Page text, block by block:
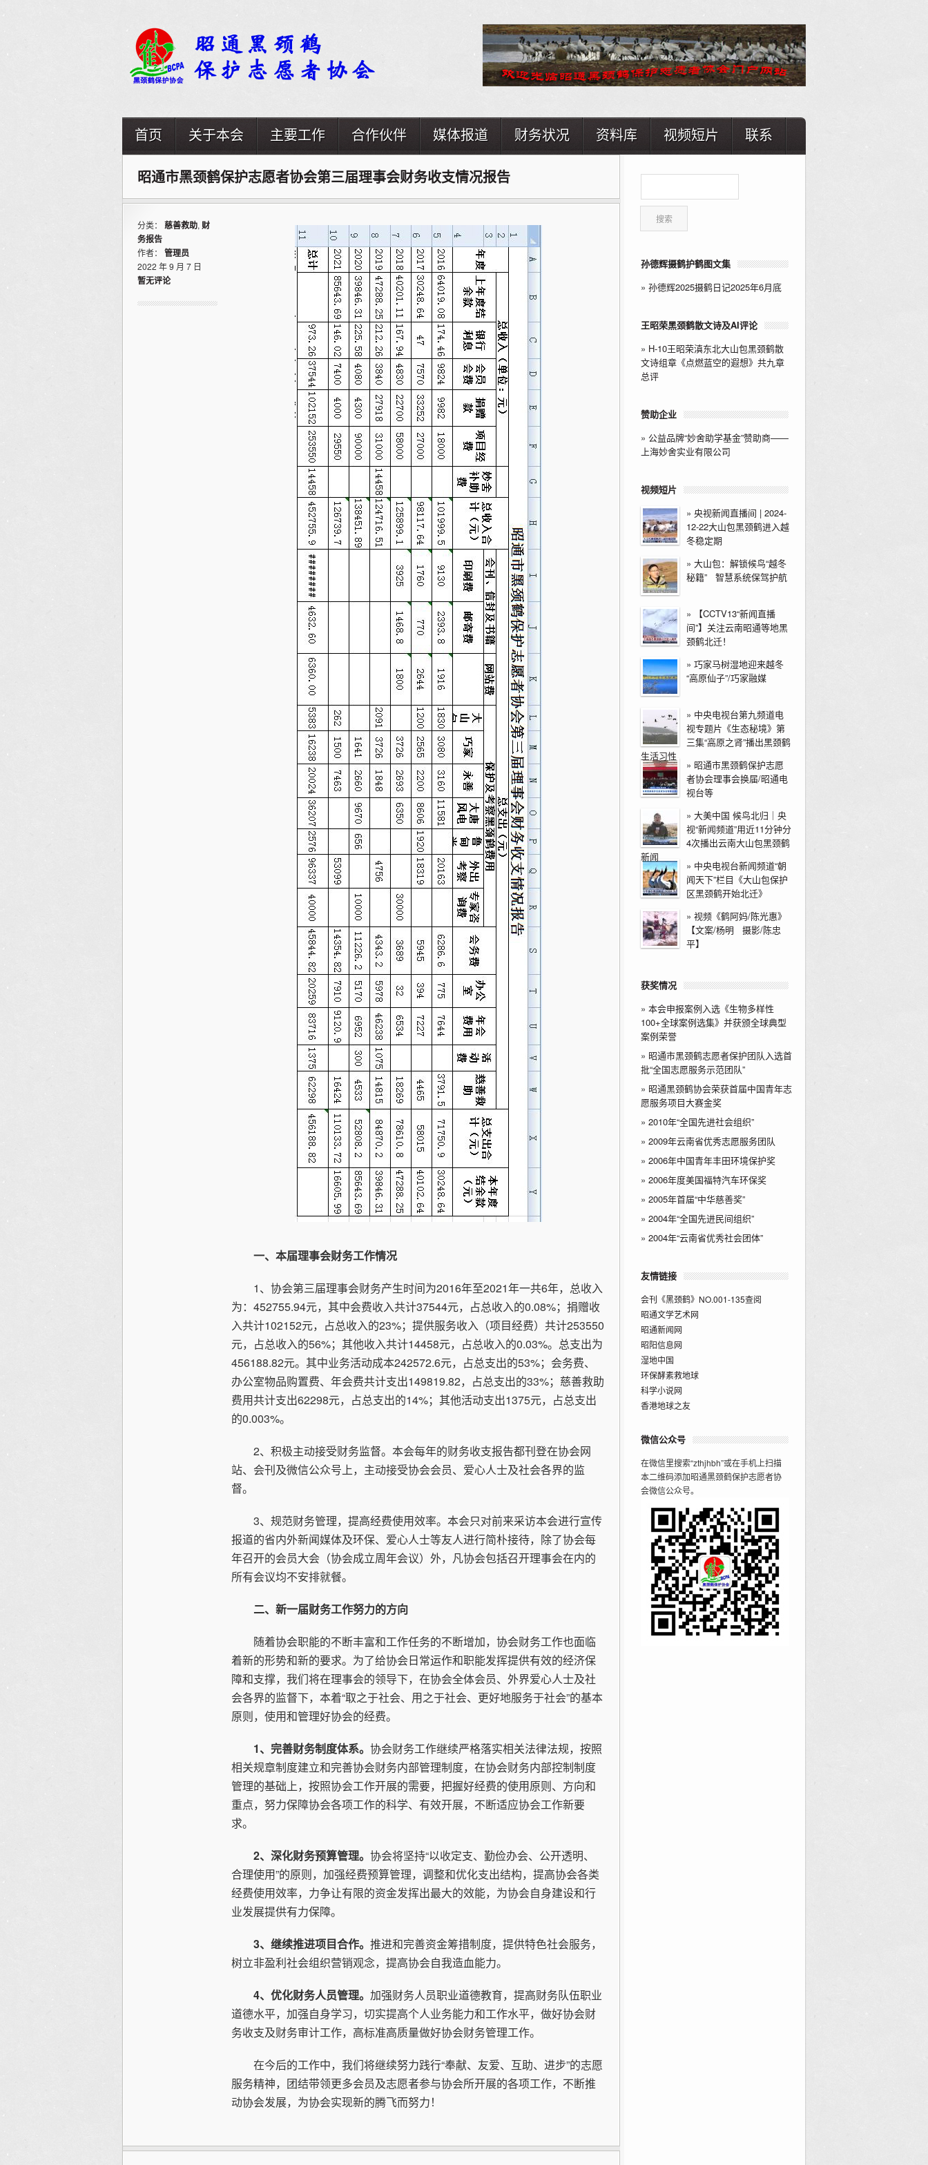
首页 关于本会 主要工作 合作伙伴 媒体报道 财务状况 资料库 视频短片 联系
昭通市黑颈鹤保护志愿者协会第三届理事会财务收支情况报告
分类： 慈善救助, 财
务报告
作者： 管理员
2022 年 9 月 7 日
暂无评论
一、本届理事会财务工作情况
1、协会第三届理事会财务产生时间为2016年至2021年一共6年，总收入
为：452755.94元，其中会费收入共计37544元，占总收入的0.08%；捐赠收
入共计102152元，占总收入的23%；提供服务收入（项目经费）共计253550
元，占总收入的56%；其他收入共计14458元，占总收入的0.03%。总支出为
456188.82元。其中业务活动成本242572.6元，占总支出的53%；会务费、
办公室物品购置费、年会费共计支出149819.82，占总支出的33%；慈善救助
费用共计支出62298元，占总支出的14%；其他活动支出1375元，占总支出
的0.003%。
2、积极主动接受财务监督。本会每年的财务收支报告都刊登在协会网
站、会刊及微信公众号上，主动接受协会会员、爱心人士及社会各界的监
督。
3、规范财务管理，提高经费使用效率。本会只对前来采访本会进行宣传
报道的省内外新闻媒体及环保、爱心人士等友人进行简朴接待，除了协会每
年召开的会员大会（协会成立周年会议）外，凡协会包括召开理事会在内的
所有会议均不安排就餐。
二、新一届财务工作努力的方向
随着协会职能的不断丰富和工作任务的不断增加，协会财务工作也面临
着新的形势和新的要求。为了给协会日常运作和职能发挥提供有效的经济保
障和支撑，我们将在理事会的领导下，在协会全体会员、外界爱心人士及社
会各界的监督下，本着“取之于社会、用之于社会、更好地服务于社会”的基本
原则，使用和管理好协会的经费。
1、完善财务制度体系。 协会财务工作继续严格落实相关法律法规，按照
相关规章制度建立和完善协会财务内部管理制度，在协会财务内部控制制度
管理的基础上，按照协会工作开展的需要，把握好经费的使用原则、方向和
重点，努力保障协会各项工作的科学、有效开展，不断适应协会工作新要
求。
2、深化财务预算管理。 协会将坚持“以收定支、勤俭办会、公开透明、
合理使用”的原则，加强经费预算管理，调整和优化支出结构，提高协会各类
经费使用效率，力争让有限的资金发挥出最大的效能，为协会自身建设和行
业发展提供有力保障。
3、继续推进项目合作。 推进和完善资金筹措制度，提供特色社会服务，
树立非盈利社会组织营销观念，提高协会自我造血能力。
4、优化财务人员管理。 加强财务人员职业道德教育，提高财务队伍职业
道德水平，加强自身学习，切实提高个人业务能力和工作水平，做好协会财
务收支及财务审计工作，高标准高质量做好协会财务管理工作。
在今后的工作中，我们将继续努力践行“奉献、友爱、互助、进步”的志愿
服务精神，团结带领更多会员及志愿者参与协会所开展的各项工作，不断推
动协会发展，为协会实现新的腾飞而努力！
孙德辉摄鹤护鹤图文集
» 孙德辉2025摄鹤日记2025年6月底
王昭荣黑颈鹤散文诗及AI评论
» H-10王昭荣滇东北大山包黑颈鹤散
文诗组章《点燃蓝空的遐想》共九章
总评
赞助企业
» 公益品牌“妙舍助学基金”赞助商——
上海妙舍实业有限公司
视频短片
» 央视新闻直播间 | 2024-
12-22大山包黑颈鹤进入越
冬稳定期
» 大山包：解锁候鸟“越冬
秘籍” 智慧系统保驾护航
»
【CCTV13“新闻直播
间”】关注云南昭通等地黑
颈鹤北迁！
» 巧家马树湿地迎来越冬
“高原仙子”/巧家融媒
» 中央电视台第九频道电
视专题片《生态秘境》第
三集“高原之肾”播出黑颈鹤
生活习性
» 昭通市黑颈鹤保护志愿
者协会理事会换届/昭通电
视台等
» 大美中国 候鸟北归｜央
视“新闻频道”用近11分钟分
4次播出云南大山包黑颈鹤
新闻
» 中央电视台新闻频道“朝
闻天下”栏目《大山包保护
区黑颈鹤开始北迁》
» 视频《鹤阿妈/陈光惠》
【文案/杨明 摄影/陈忠
平】
获奖情况
» 本会申报案例入选《生物多样性
100+全球案例选集》并获颁全球典型
案例荣誉
» 昭通市黑颈鹤志愿者保护团队入选首
批“全国志愿服务示范团队”
» 昭通黑颈鹤协会荣获首届中国青年志
愿服务项目大赛金奖
» 2010年“全国先进社会组织”
» 2009年云南省优秀志愿服务团队
» 2006年中国青年丰田环境保护奖
» 2006年度美国福特汽车环保奖
» 2005年首届“中华慈善奖”
» 2004年“全国先进民间组织”
» 2004年“云南省优秀社会团体”
友情链接
会刊《黑颈鹤》NO.001-135查阅
昭通文学艺术网
昭通新闻网
昭阳信息网
湿地中国
环保酵素救地球
科学小说网
香港地球之友
微信公众号
在微信里搜索“zthjhbh”或在手机上扫描
本二维码添加昭通黑颈鹤保护志愿者协
会微信公众号。